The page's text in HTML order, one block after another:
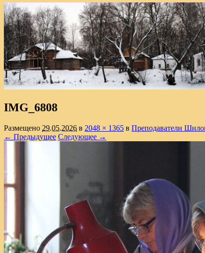
IMG_6808
Размещено 29.05.2026 в 2048 × 1365 в Преподаватели
← Предыдущее Следующее →